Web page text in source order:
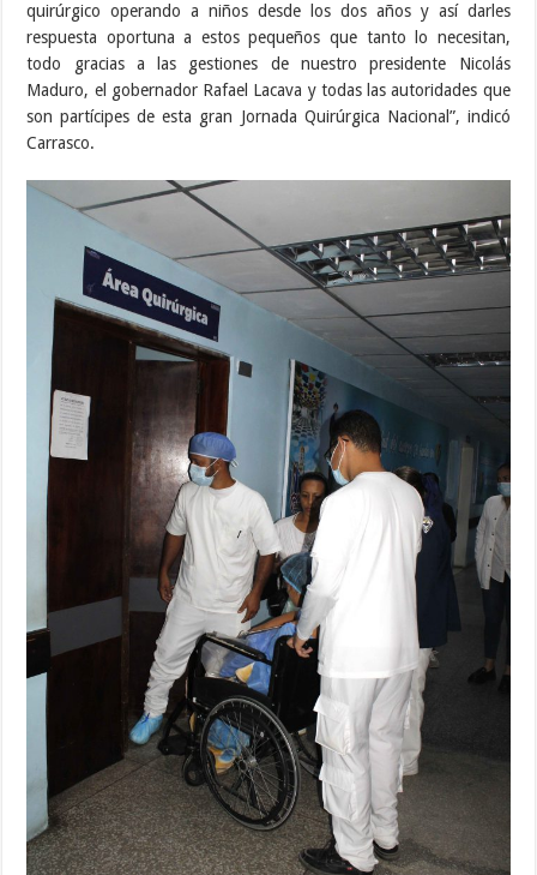
quirúrgico operando a niños desde los dos años y así darles
respuesta oportuna a estos pequeños que tanto lo necesitan,
todo gracias a las gestiones de nuestro presidente Nicolás
Maduro, el gobernador Rafael Lacava y todas las autoridades que
son partícipes de esta gran Jornada Quirúrgica Nacional”, indicó
Carrasco.